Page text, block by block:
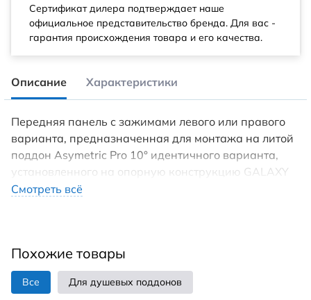
Сертификат дилера подтверждает наше
официальное представительство бренда. Для вас -
гарантия происхождения товара и его качества.
Описание Характеристики
Передняя панель с зажимами левого или правого
варианта, предназначенная для монтажа на литой
поддон Asymetric Pro 10° идентичного варианта,
установленного на опоpную констpукцию GALAXY
PRO.
Смотреть всё
Похожие товары
Все Для душевых поддонов